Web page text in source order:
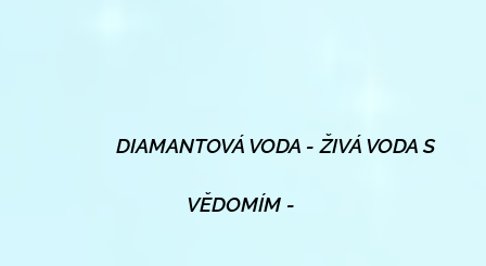
DIAMANTOVÁ VODA - ŽIVÁ VODA S
VĚDOMÍM -